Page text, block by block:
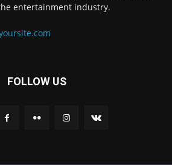
entertainment industry.
FOLLOW US